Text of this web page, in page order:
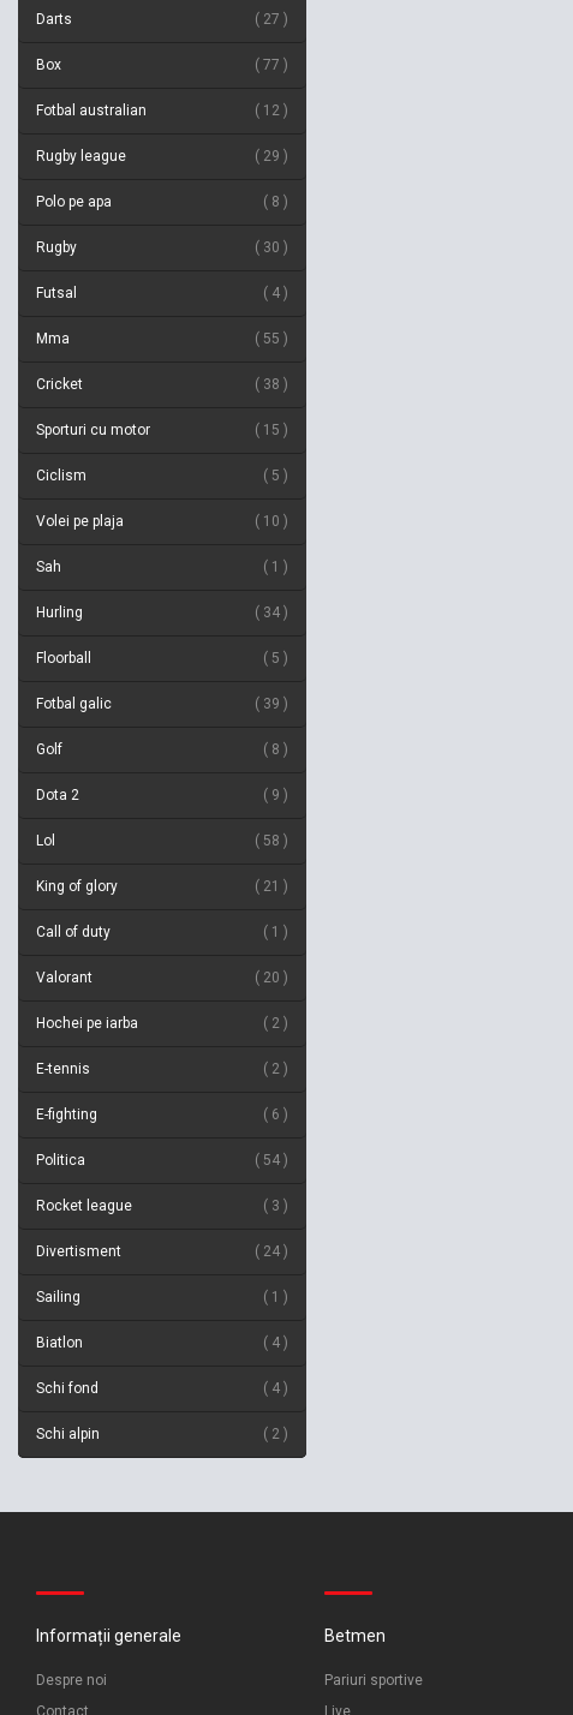
Darts 27
Box 77
Fotbal australian 12
Rugby league 29
Polo pe apa 8
Rugby 30
Futsal 4
Mma 55
Cricket 38
Sporturi cu motor 15
Ciclism 5
Volei pe plaja 10
Sah 1
Hurling 34
Floorball 5
Fotbal galic 39
Golf 8
Dota 2 9
Lol 58
King of glory 21
Call of duty 1
Valorant 20
Hochei pe iarba 2
E-tennis 2
E-fighting 6
Politica 54
Rocket league 3
Divertisment 24
Sailing 1
Biatlon 4
Schi fond 4
Schi alpin 2
Informații generale
Despre noi
Contact
Betmen
Pariuri sportive
Live